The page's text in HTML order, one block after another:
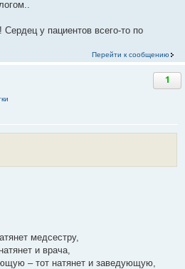
у пациентов всего-то по
Перейти к сообщению
1
медсестру,
и врача,
– тот натянет и заведующую,